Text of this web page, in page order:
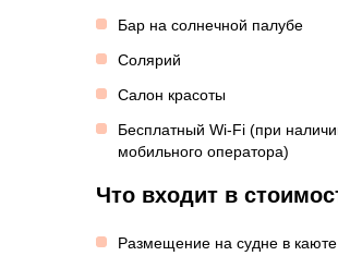
Бар на солнечной палубе
Солярий
Салон красоты
Бесплатный Wi-Fi (при
мобильного оператора)
Что входит в
Размещение на судне в